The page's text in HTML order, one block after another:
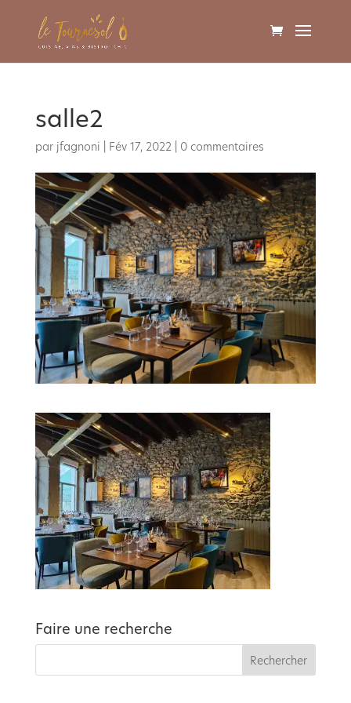
salle2
par jfagnoni Fév 17, 2022| 0 commentaires
Faire une recherche